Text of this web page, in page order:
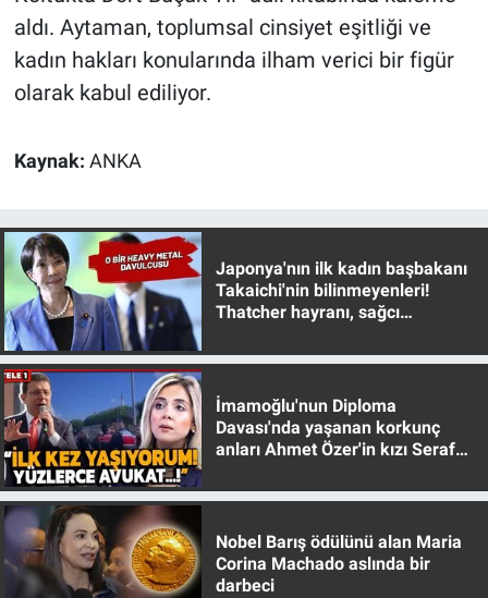
aldı. Aytaman, toplumsal cinsiyet eşitliği ve
kadın hakları konularında ilham verici bir figür
olarak kabul ediliyor.
Kaynak: ANKA
Japonya'nın ilk kadın başbakanı
Takaichi'nin bilinmeyenleri!
Thatcher hayranı, sağcı
İmamoğlu'nun Diploma
Davası'nda yaşanan korkunç
anları Ahmet Özer'in kızı Seraf
Nobel Barış ödülünü alan Maria
Corina Machado aslında bir
darbeci